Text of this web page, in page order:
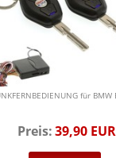
für
Preis:39,90 EUR